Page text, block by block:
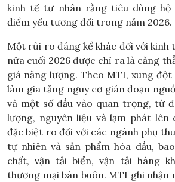
kinh tế tư nhân rằng tiêu dùng
điểm yếu tương đối trong năm 2026.
Một rủi ro đáng kể khác đối với
nửa cuối 2026 được chỉ ra là căng
giá năng lượng. Theo MTI, xung
làm gia tăng nguy cơ gián đoạn
và một số đầu vào quan trọng, từ
lượng, nguyên liệu và lạm phát lên
đặc biệt rõ đối với các ngành phụ
tự nhiên và sản phẩm hóa dầu,
chất, vận tải biển, vận tải hàng
thương mại bán buôn. MTI ghi nhận